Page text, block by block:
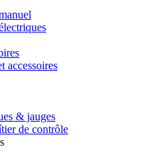
accessoires
& jauges
de contrôle